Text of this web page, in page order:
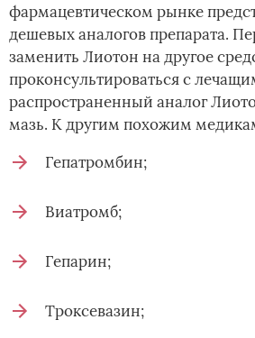
фармацевтическом рынке
дешевых аналогов препарата.
заменить Лиотон на другое
проконсультироваться с
распространенный аналог
мазь. К другим похожим
Гепатромбин;
Виатромб;
Гепарин;
Троксевазин;